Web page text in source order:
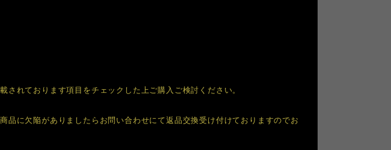
れております項目をチェックした上ご購入ご検討ください。
品に欠陥がありましたらお問い合わせにて返品交換受け付けておりますのでお